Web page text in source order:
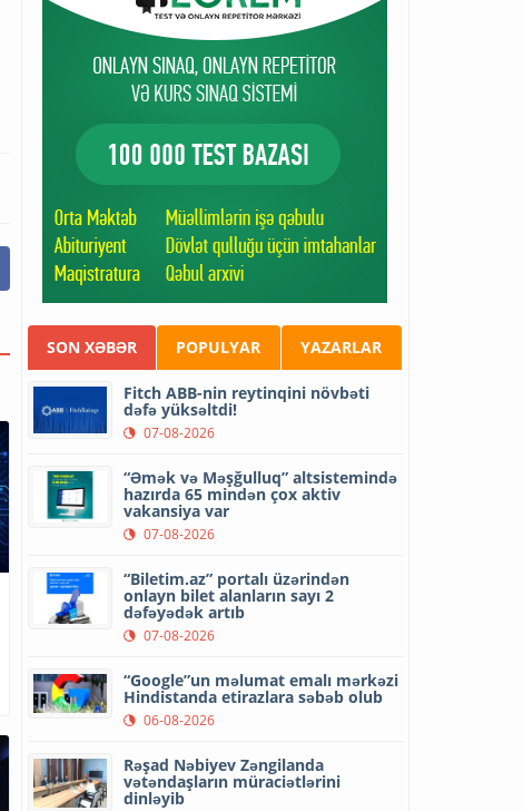
SON XƏBƏR POPULYAR YAZARLAR
Fitch ABB-nin reytinqini növbəti
dəfə yüksəltdi!
07-08-2026
“Əmək və Məşğulluq” altsistemində
hazırda 65 mindən çox aktiv
vakansiya var
07-08-2026
“Biletim.az” portalı üzərindən
onlayn bilet alanların sayı 2
dəfəyədək artıb
07-08-2026
“Google”un məlumat emalı mərkəzi
Hindistanda etirazlara səbəb olub
06-08-2026
Rəşad Nəbiyev Zəngilanda
vətəndaşların müraciətlərini
dinləyib